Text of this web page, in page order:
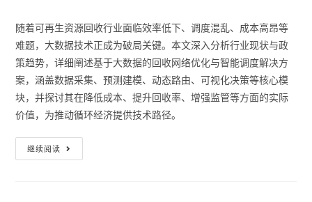
随着可再生资源回收行业面临效率低下、调度混乱、成本高昂等
难题，大数据技术正成为破局关键。本文深入分析行业现状与政
策趋势，详细阐述基于大数据的回收网络优化与智能调度解决方
案，涵盖数据采集、预测建模、动态路由、可视化决策等核心模
块，并探讨其在降低成本、提升回收率、增强监管等方面的实际
价值，为推动循环经济提供技术路径。
继续阅读